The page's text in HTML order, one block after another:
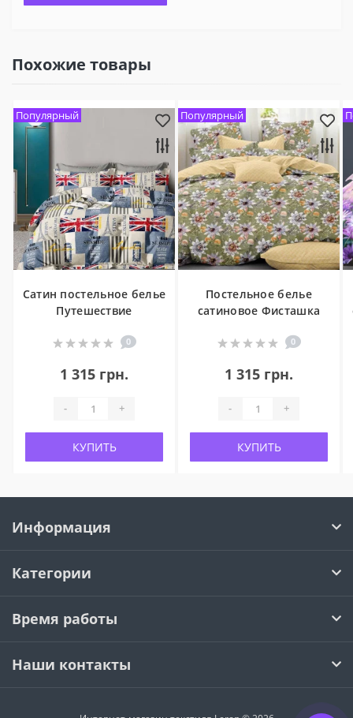
Похожие товары
Популярный
Сатин постельное белье
Путешествие
0
1 315 грн.
- +
КУПИТЬ
Популярный
Постельное белье
сатиновое Фисташка
0
1 315 грн.
- +
КУПИТЬ
Информация
Категории
Время работы
Наши контакты